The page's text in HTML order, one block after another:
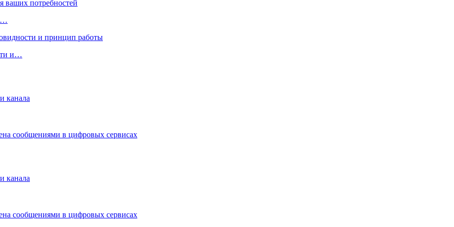
и…
канала
сообщениями в цифровых сервисах
канала
сообщениями в цифровых сервисах